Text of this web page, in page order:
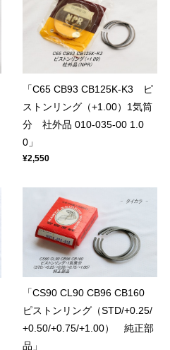
「C65 CB93 CB125K-K3 ピ
ストンリング（+1.00）1気筒
分 社外品 010-035-00 1.0
0」
¥2,550
「CS90 CL90 CB96 CB160
ピストンリング（STD/+0.25/
+0.50/+0.75/+1.00） 純正部
品」